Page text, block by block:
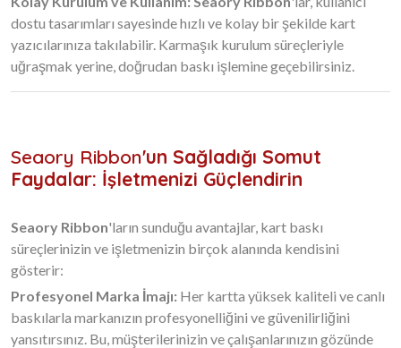
dostu tasarımları sayesinde hızlı ve kolay bir şekilde kart
yazıcılarınıza takılabilir. Karmaşık kurulum süreçleriyle
uğraşmak yerine, doğrudan baskı işlemine geçebilirsiniz.
Seaory Ribbon'un Sağladığı Somut
Faydalar: İşletmenizi Güçlendirin
Seaory Ribbon'ların sunduğu avantajlar, kart baskı
süreçlerinizin ve işletmenizin birçok alanında kendisini
gösterir:
Profesyonel Marka İmajı: Her kartta yüksek kaliteli ve canlı
baskılarla markanızın profesyonelliğini ve güvenilirliğini
yansıtırsınız. Bu, müşterilerinizin ve çalışanlarınızın gözünde